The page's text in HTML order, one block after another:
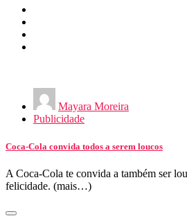
Mayara Moreira
Publicidade
Coca-Cola convida todos a serem loucos
A Coca-Cola te convida a também ser
felicidade. (mais…)